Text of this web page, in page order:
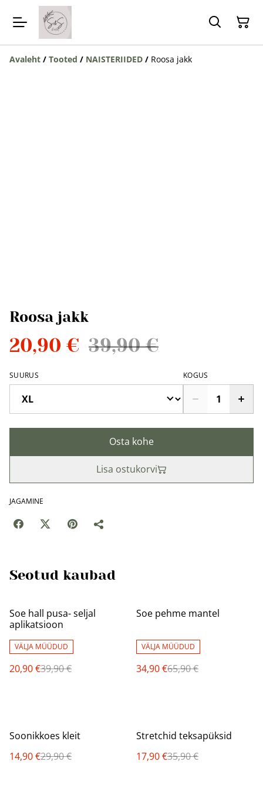
Avaleht / Tooted / NAISTERIIDED / Roosa jakk
Roosa jakk
20,90 € 39,90 €
SUURUS KOGUS
Osta kohe
Lisa ostukorvi
JAGAMINE
Seotud kaubad
%
Soe hall pusa- seljal
aplikatsioon
VÄLJA MÜÜDUD
20,90 €39,90 €
%
Soe pehme mantel
VÄLJA MÜÜDUD
34,90 €65,90 €
%
Soonikkoes kleit
14,90 €29,90 €
%
Stretchid teksapüksid
17,90 €35,90 €